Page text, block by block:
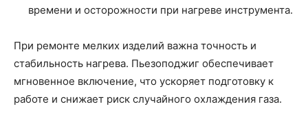
времени и осторожности при нагреве инструмента.
При ремонте мелких изделий важна точность и
стабильность нагрева. Пьезоподжиг обеспечивает
мгновенное включение, что ускоряет подготовку к
работе и снижает риск случайного охлаждения газа.